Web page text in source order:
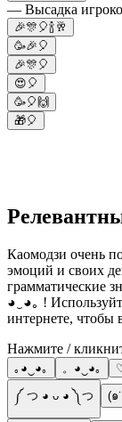
— Высадка
🎉🎊🎈🍾🥂
🥳🎉🎈
🎉🎊🎈
😍🎈
🥳🎈🙌
🎁🎈
Каомодзи очень
эмоций и своих
грамматические
◕‿◕｡ !
интернете, чтобы
Нажмите /
｡◕‿◕｡ 。◕‿◕｡
༼ つ ◕ ᴗ ◕ ༽つ (๑